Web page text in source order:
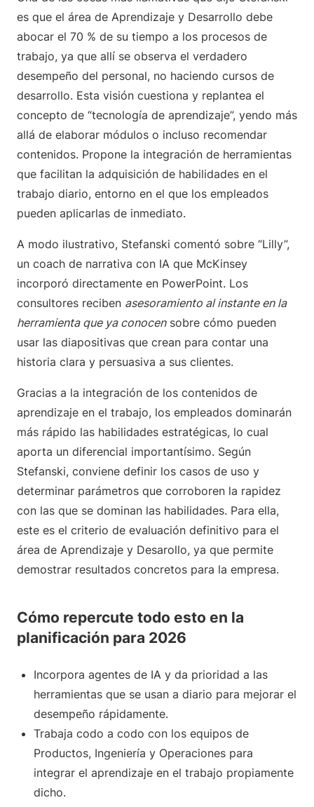
es que el área de Aprendizaje y Desarrollo debe
abocar el 70 % de su tiempo a los procesos de
trabajo, ya que allí se observa el verdadero
desempeño del personal, no haciendo cursos de
desarrollo. Esta visión cuestiona y replantea el
concepto de “tecnología de aprendizaje”, yendo más
allá de elaborar módulos o incluso recomendar
contenidos. Propone la integración de herramientas
que facilitan la adquisición de habilidades en el
trabajo diario, entorno en el que los empleados
pueden aplicarlas de inmediato.
A modo ilustrativo, Stefanski comentó sobre “Lilly”,
un coach de narrativa con IA que McKinsey
incorporó directamente en PowerPoint. Los
consultores reciben asesoramiento al instante en la
herramienta que ya conocensobre cómo pueden
usar las diapositivas que crean para contar una
historia clara y persuasiva a sus clientes.
Gracias a la integración de los contenidos de
aprendizaje en el trabajo, los empleados dominarán
más rápido las habilidades estratégicas, lo cual
aporta un diferencial importantísimo. Según
Stefanski, conviene definir los casos de uso y
determinar parámetros que corroboren la rapidez
con las que se dominan las habilidades. Para ella,
este es el criterio de evaluación definitivo para el
área de Aprendizaje y Desarollo, ya que permite
demostrar resultados concretos para la empresa.
Cómo repercute todo esto en la
planificación para 2026
Incorpora agentes de IA y da prioridad a las
herramientas que se usan a diario para mejorar el
desempeño rápidamente.
Trabaja codo a codo con los equipos de
Productos, Ingeniería y Operaciones para
integrar el aprendizaje en el trabajo propiamente
dicho.